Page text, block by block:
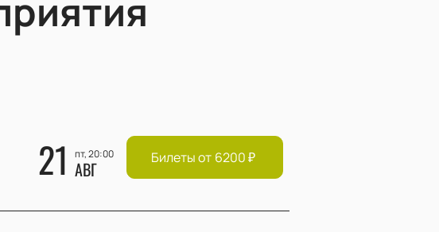
21 пт, 20:00
АВГ Билеты от 6200₽